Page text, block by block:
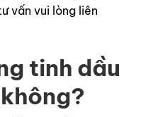
vấn vui lòng liên
tinh dầu